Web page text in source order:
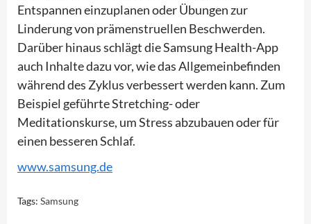
Entspannen einzuplanen oder Übungen zur
Linderung von prämenstruellen Beschwerden.
Darüber hinaus schlägt die Samsung Health-App
auch Inhalte dazu vor, wie das Allgemeinbefinden
während des Zyklus verbessert werden kann. Zum
Beispiel geführte Stretching- oder
Meditationskurse, um Stress abzubauen oder für
einen besseren Schlaf.
www.samsung.de
Tags: Samsung